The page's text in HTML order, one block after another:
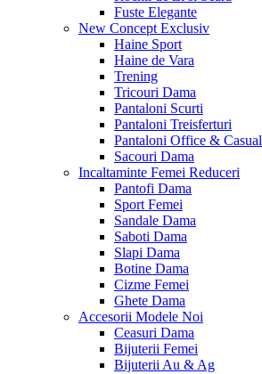
Fuste Elegante
New Concept Exclusiv
Haine Sport
Haine de Vara
Trening
Tricouri Dama
Pantaloni Scurti
Pantaloni Treisferturi
Pantaloni Office & Casual
Sacouri Dama
Incaltaminte Femei Reduceri
Pantofi Dama
Sport Femei
Sandale Dama
Saboti Dama
Slapi Dama
Botine Dama
Cizme Femei
Ghete Dama
Accesorii Modele Noi
Ceasuri Dama
Bijuterii Femei
Bijuterii Au & Ag